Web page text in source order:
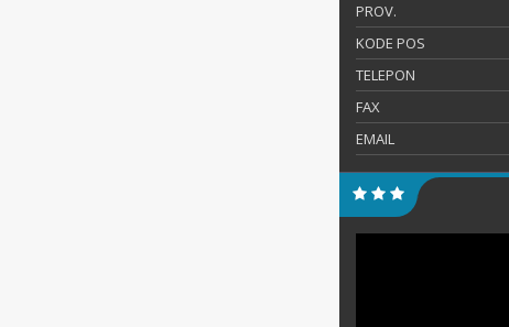
PROV.
KODE POS
TELEPON
FAX
EMAIL